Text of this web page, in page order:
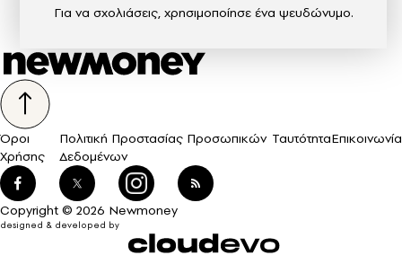
Για να σχολιάσεις, χρησιμοποίησε ένα ψευδώνυμο.
Όροι
Χρήσης
Πολιτική Προστασίας Προσωπικών
Δεδομένων
ΤαυτότηταΕπικοινωνία
Copyright © 2026 Newmoney
designed & developed by